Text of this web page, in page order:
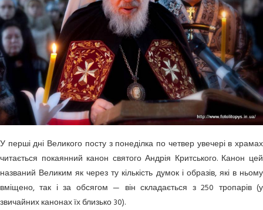
У перші дні Великого посту з понеділка по четвер увечері в храмах
читається покаянний канон святого Андрія Критського. Канон цей
названий Великим як через ту кількість думок і образів, які в ньому
вміщено, так і за обсягом — він складається з 250 тропарів (у
звичайних канонах їх близько 30).